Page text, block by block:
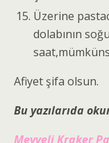
Üzerine
dolabının
Afiyet şifa olsun.
Bu yazılarıda
Meyveli Kraker